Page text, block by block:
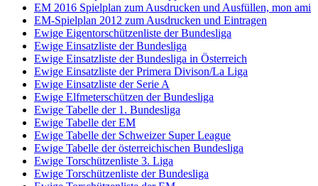
EM 2016 Spielplan zum Ausdrucken und Ausfüllen, mon ami
EM-Spielplan 2012 zum Ausdrucken und Eintragen
Ewige Eigentorschützenliste der Bundesliga
Ewige Einsatzliste der Bundesliga
Ewige Einsatzliste der Bundesliga in Österreich
Ewige Einsatzliste der Primera Divison/La Liga
Ewige Einsatzliste der Serie A
Ewige Elfmeterschützen der Bundesliga
Ewige Tabelle der 1. Bundesliga
Ewige Tabelle der EM
Ewige Tabelle der Schweizer Super League
Ewige Tabelle der österreichischen Bundesliga
Ewige Torschützenliste 3. Liga
Ewige Torschützenliste der Bundesliga